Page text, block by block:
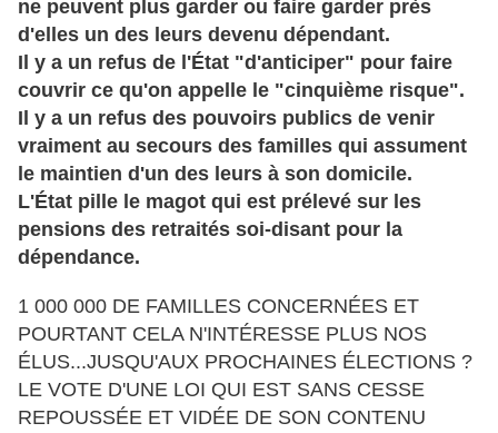
ne peuvent plus garder ou faire garder près
d'elles un des leurs devenu dépendant.
Il y a un refus de l'État "d'anticiper" pour faire
couvrir ce qu'on appelle le "cinquième risque".
Il y a un refus des pouvoirs publics de venir
vraiment au secours des familles qui assument
le maintien d'un des leurs à son domicile.
L'État pille le magot qui est prélevé sur les
pensions des retraités soi-disant pour la
dépendance.
1 000 000 DE FAMILLES CONCERNÉES ET
POURTANT CELA N'INTÉRESSE PLUS NOS
ÉLUS...JUSQU'AUX PROCHAINES ÉLECTIONS ?
LE VOTE D'UNE LOI QUI EST SANS CESSE
REPOUSSÉE ET VIDÉE DE SON CONTENU